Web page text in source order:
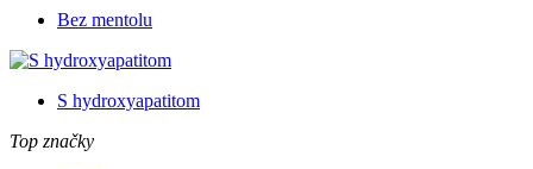
Bez mentolu
S hydroxyapatitom
Top značky